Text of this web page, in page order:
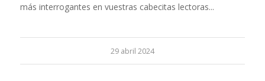
más interrogantes en vuestras cabecitas lectoras...
29 abril 2024